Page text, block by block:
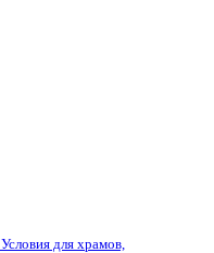
Условия для храмов,